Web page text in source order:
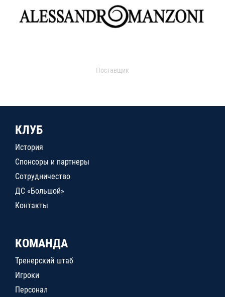
Поставщик
КЛУБ
История
Спонсоры и партнеры
Сотрудничество
ДС «Большой»
Контакты
КОМАНДА
Тренерский штаб
Игроки
Персонал